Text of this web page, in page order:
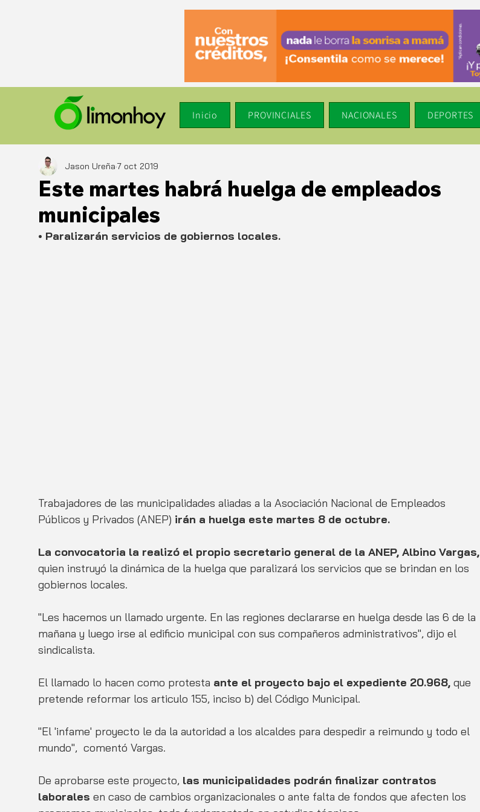
Inicio PROVINCIALES NACIONALES DEPORTES
Este martes habrá huelga de empleados
municipales
Jason Ureña 7 oct 2019
• Paralizarán servicios de gobiernos locales.
Trabajadores de las municipalidades aliadas a la Asociación Nacional de Empleados
Públicos y Privados (ANEP) irán a huelga este martes 8 de octubre.
La convocatoria la realizó el propio secretario general de la ANEP, Albino Vargas,
quien instruyó la dinámica de la huelga que paralizará los servicios que se brindan en los
gobiernos locales.
"Les hacemos un llamado urgente. En las regiones declararse en huelga desde las 6 de la
mañana y luego irse al edificio municipal con sus compañeros administrativos", dijo el
sindicalista.
El llamado lo hacen como protesta ante el proyecto bajo el expediente 20.968, que
pretende reformar los articulo 155, inciso b) del Código Municipal.
"El 'infame' proyecto le da la autoridad a los alcaldes para despedir a reimundo y todo el
mundo",  comentó Vargas.
De aprobarse este proyecto, las municipalidades podrán finalizar contratos
laborales en caso de cambios organizacionales o ante falta de fondos que afecten los